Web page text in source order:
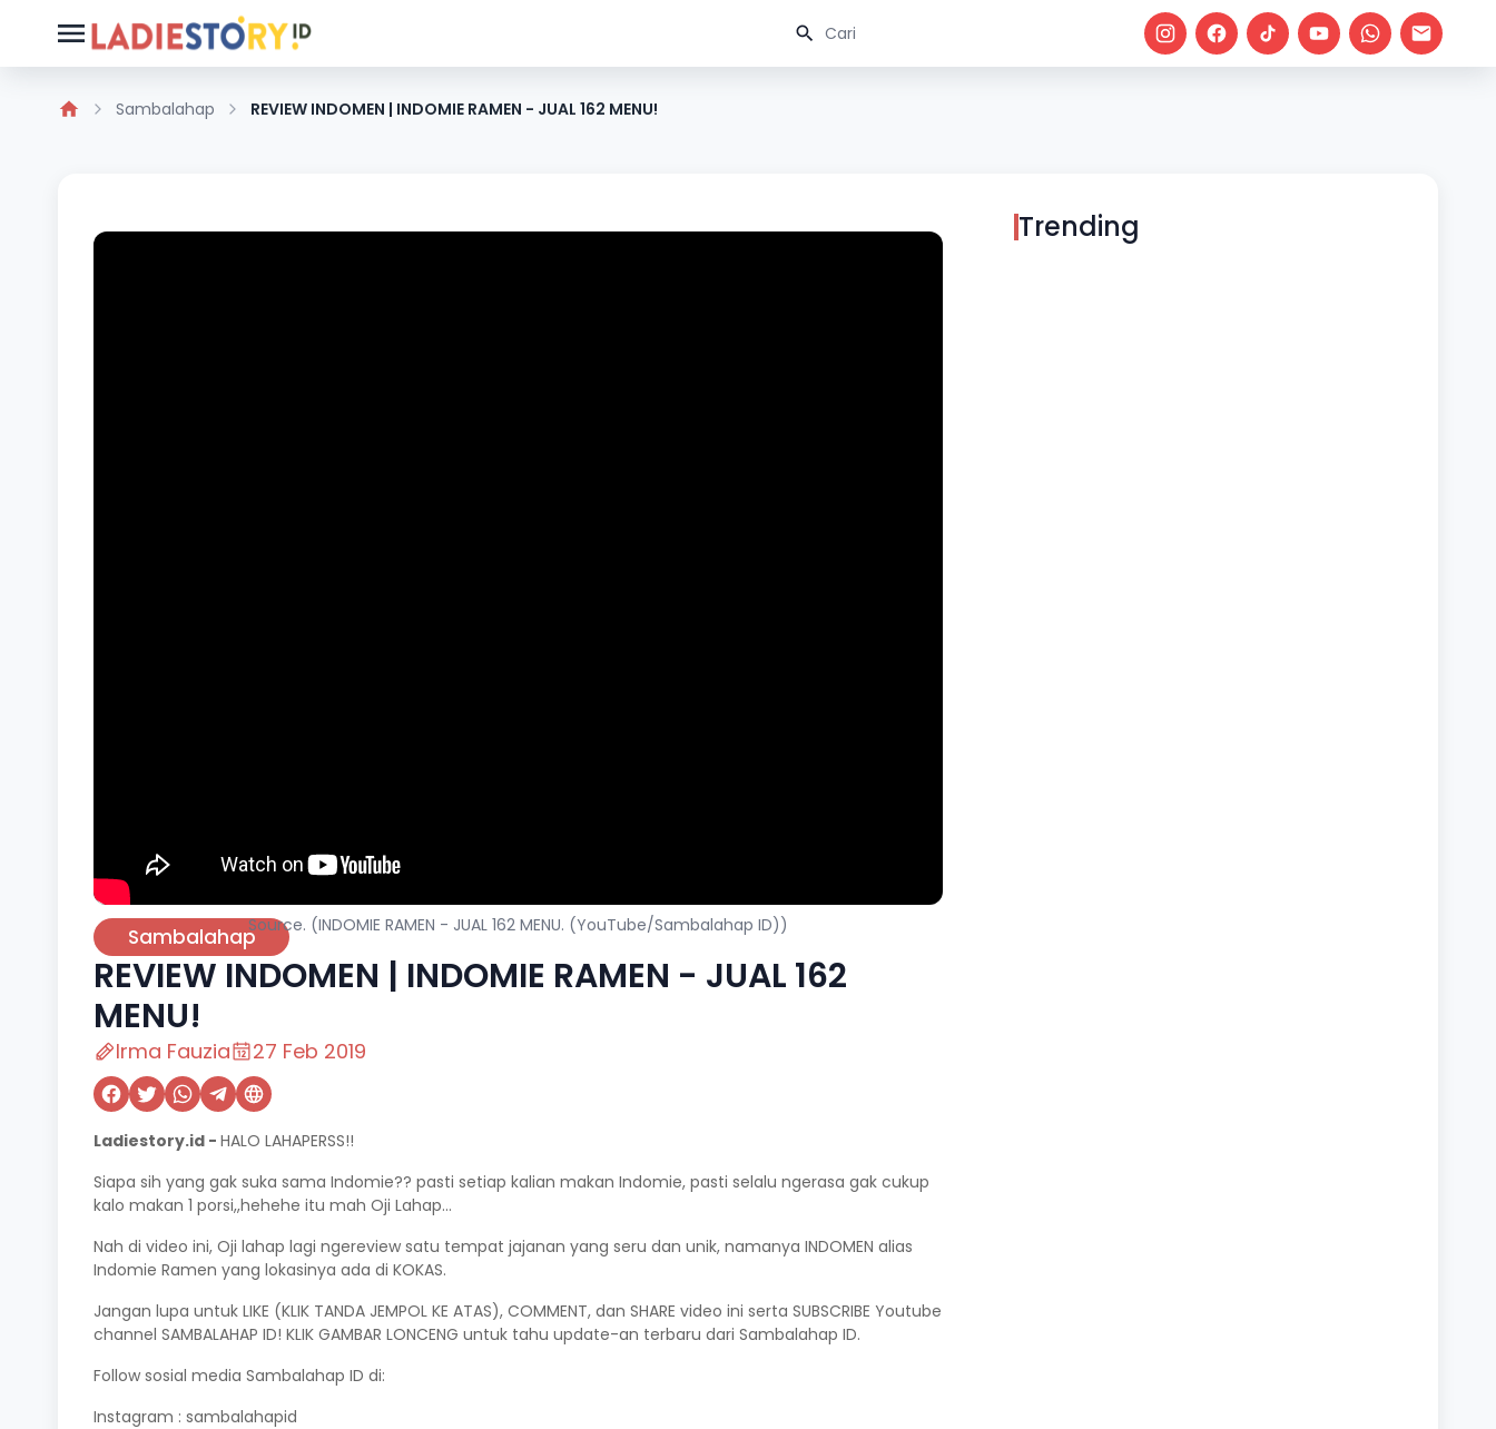
Sambalahap REVIEW INDOMEN | INDOMIE RAMEN - JUAL 162 MENU!
Source. (INDOMIE RAMEN - JUAL 162 MENU. (YouTube/Sambalahap ID))
Sambalahap
REVIEW INDOMEN | INDOMIE RAMEN - JUAL 162
MENU!
Irma Fauzia 27 Feb 2019
Ladiestory.id - HALO LAHAPERSS!!
Siapa sih yang gak suka sama Indomie?? pasti setiap kalian makan Indomie, pasti selalu ngerasa gak cukup
kalo makan 1 porsi,,hehehe itu mah Oji Lahap...
Nah di video ini, Oji lahap lagi ngereview satu tempat jajanan yang seru dan unik, namanya INDOMEN alias
Indomie Ramen yang lokasinya ada di KOKAS.
Jangan lupa untuk LIKE (KLIK TANDA JEMPOL KE ATAS), COMMENT, dan SHARE video ini serta SUBSCRIBE Youtube
channel SAMBALAHAP ID! KLIK GAMBAR LONCENG untuk tahu update-an terbaru dari Sambalahap ID.
Follow sosial media Sambalahap ID di:
Instagram : sambalahapid
Trending